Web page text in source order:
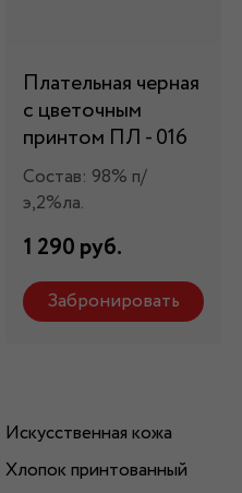
Плательная черная
с цветочным
принтом ПЛ - 016
Состав: 98% п/
э,2%ла.
1 290 руб.
Забронировать
Искусственная кожа
Хлопок принтованный